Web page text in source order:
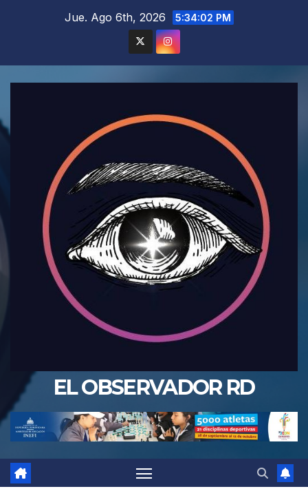
Jue. Ago 6th, 2026 5:34:04 PM
EL OBSERVADOR RD